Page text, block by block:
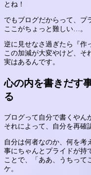
とね！
でもブログだからって、プ
ここがちょっと難しい…。
逆に見せなさ過ぎたら『作
この加減が大変やけど、そ
実はあるんです。
心の内を書きだす
る
ブログって自分で書くやん
それによって、自分を再確
自分は何者なのか、何を考
事にちゃんとプライドが持
ことで、「ああ、うちって
ケ。